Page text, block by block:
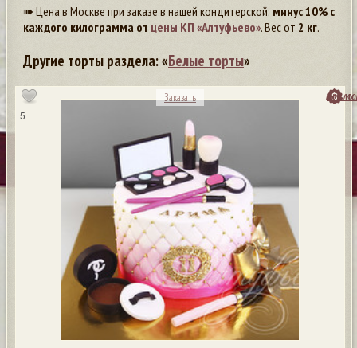
➠ Цена в Москве при заказе в нашей кондитерской: минус 10% с
каждого килограмма от цены КП «Алтуфьево». Вес от 2 кг.
Другие торты раздела: «Белые торты»
5
Заказать